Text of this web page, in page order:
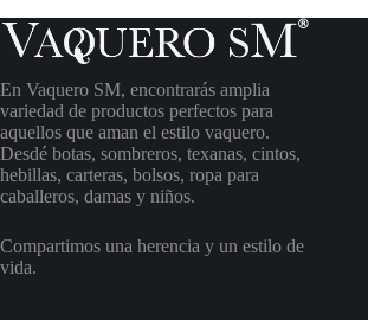
En Vaquero SM, encontrarás amplia
variedad de productos perfectos para
aquellos que aman el estilo vaquero.
Desdé botas, sombreros, texanas, cintos,
hebillas, carteras, bolsos, ropa para
caballeros, damas y niños.
Compartimos una herencia y un estilo de
vida.